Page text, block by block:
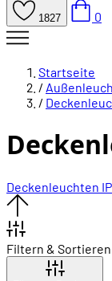
1827 0
Startseite
/
/
Deckenleuchten
Filtern & Sortieren